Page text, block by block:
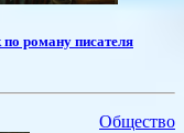
роману писателя
Общество